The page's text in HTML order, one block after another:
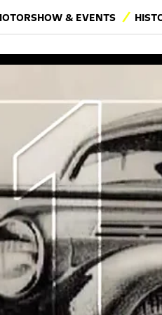
& EVENTS